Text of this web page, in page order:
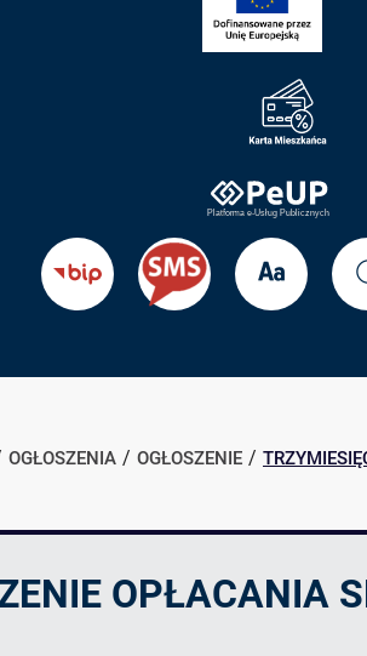
Przejdź
Zmień
rozmiar
OGŁOSZENIA OGŁOSZENIE
OPŁACANIA